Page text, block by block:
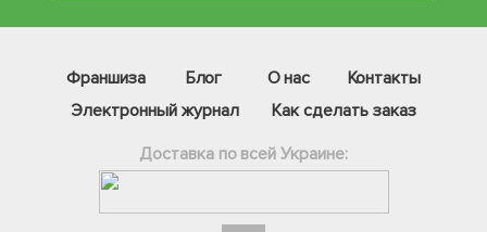
Франшиза Блог О нас
Контакты
Электронный журнал
Как сделать заказ
Доставка по всей Украине: